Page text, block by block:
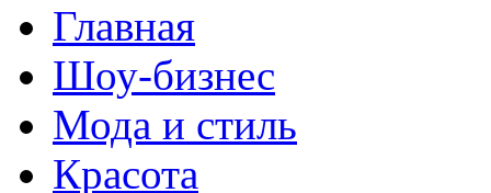
Главная
Шоу-бизнес
Мода и стиль
Красота